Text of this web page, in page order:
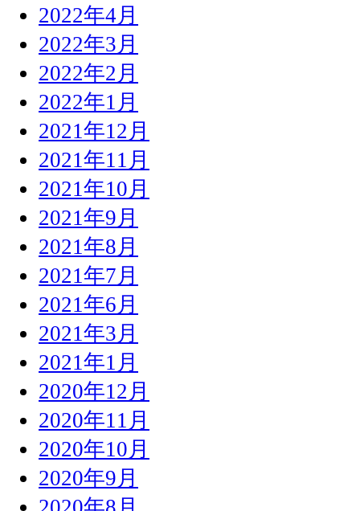
2022年4月
2022年3月
2022年2月
2022年1月
2021年12月
2021年11月
2021年10月
2021年9月
2021年8月
2021年7月
2021年6月
2021年3月
2021年1月
2020年12月
2020年11月
2020年10月
2020年9月